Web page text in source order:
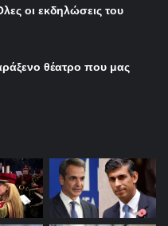
οι εκδηλώσεις του
θέατρο που μας